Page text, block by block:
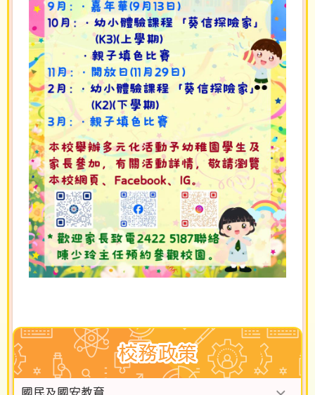
校務政策